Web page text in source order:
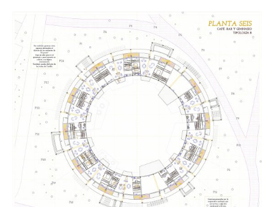
naturaleza negociaciones nómada olivos paisaje
paisaje productivo paneles solares paragüas parking pasarelas
pintura plantas plegable prefabricado presa private producción
productivo protección de los ecosistemas
pueblo de
colonización
rave recorrido regadío
regeneración
remolacha
retiro rio ruina sistema social
sociedad
sombra
sostenibilidad tecnología tejido
temporalidad
temporeros tiempo torre
torres trabajo trama urbana turismo urbanismo
vegetación vegetacion viñedos vino vision
vivienda vivienda adosada vivienda en
altura vivienda minima vivienda social vivienda temporal